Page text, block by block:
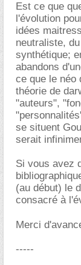
Est ce que
l'évolution
idées
neutraliste,
synthétique;
abandons
ce que le néo
théorie de
"auteurs",
se situent
serait
Si vous avez
(au début) le
consacré à
Merci
-----